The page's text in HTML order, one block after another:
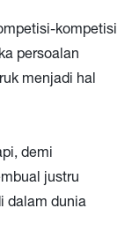
kompetisi
persoalan
menjadi hal
demi
justru
dalam dunia